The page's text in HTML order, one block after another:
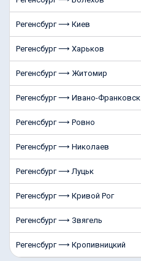
Регенсбург ⟶ Киев
Регенсбург ⟶ Харьков
Регенсбург ⟶ Житомир
Регенсбург ⟶ Ивано-Франковск
Регенсбург ⟶ Ровно
Регенсбург ⟶ Николаев
Регенсбург ⟶ Луцьк
Регенсбург ⟶ Кривой Рог
Регенсбург ⟶ Звягель
Регенсбург ⟶ Кропивницкий